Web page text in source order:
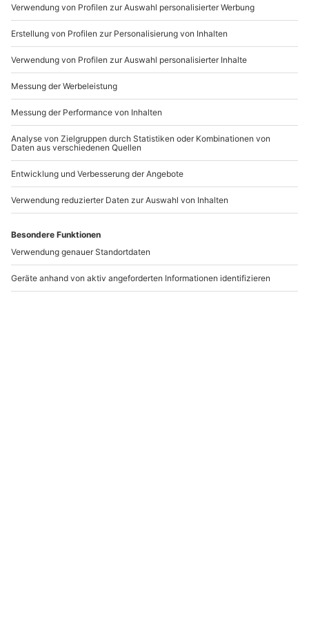
Mo-Fr: 9-17 Uhr
b2b@mydays.de
www.b2b.mydays.de/
Artikelnummer : 60033
Andere Produkte entdecken
Krav Maga Seminar für
City Running Bremen